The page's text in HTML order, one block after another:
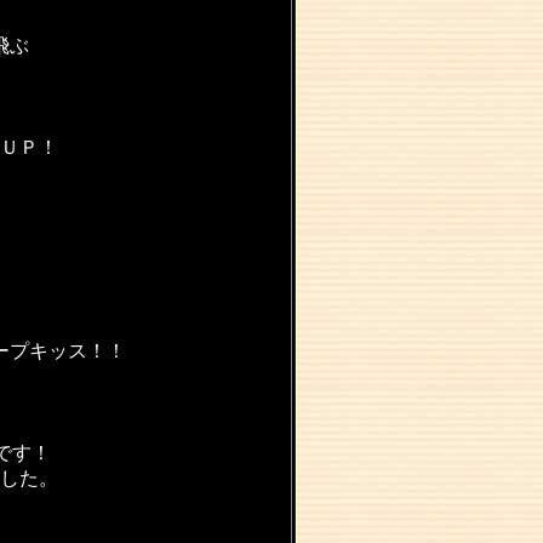
ぶ
Ｐ！
キッス！！
！
た。